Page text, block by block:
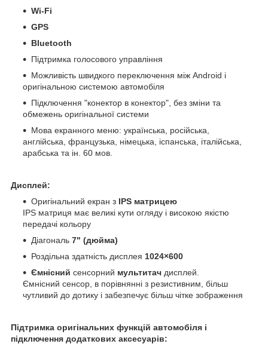
Wi-Fi
GPS
Bluetooth
Підтримка голосового управління
Можливість швидкого переключення між Android і
оригінальною системою автомобіля
Підключення "конектор в конектор", без зміни та
обмежень оригінальної системи
Мова екранного меню: українська, російська,
англійська, французька, німецька, іспанська, італійська,
арабська та ін. 60 мов.
Дисплей:
Оригінальний екран з IPS матрицею
IPS матриця має великі кути огляду і високою якістю
передачі кольору
Діагональ 7" (дюйма)
Роздільна здатність дисплея 1024×600
Ємнісний сенсорний мультитач дисплей.
Ємнісний сенсор, в порівнянні з резистивним, більш
чутливий до дотику і забезпечує більш чітке зображення
Підтримка оригінальних функцій автомобіля і
підключення додаткових аксесуарів: